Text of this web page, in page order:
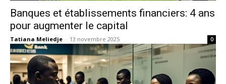
Banques et établissements financiers: 4 ans
pour augmenter le capital
Tatiana Meliedje - 13 novembre 2025 0